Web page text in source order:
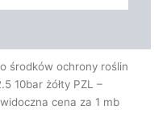
środków ochrony roślin
10bar żółty PZL –
cena za 1 mb